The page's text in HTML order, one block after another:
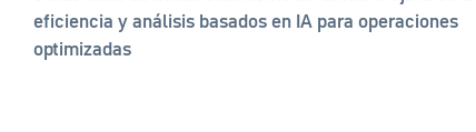
eficiencia y análisis basados en IA para operaciones
optimizadas